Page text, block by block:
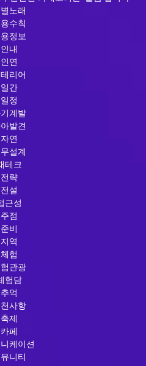
노래
수칙
정보
인내
인연
리어
일간
일정
계발
발견
자연
설계
테크
전략
전설
근성
주점
준비
지역
체험
관광
험담
추억
사항
축제
카페
케이션
니티